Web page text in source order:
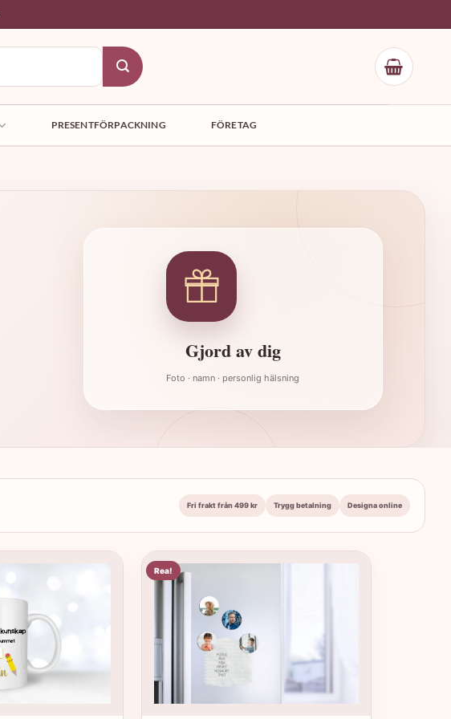
PRESENTFÖRPACKNING FÖRETAG
Gjord av dig
Foto · namn · personlig hälsning
Fri frakt från 499 kr Trygg betalning Designa online
Rea!